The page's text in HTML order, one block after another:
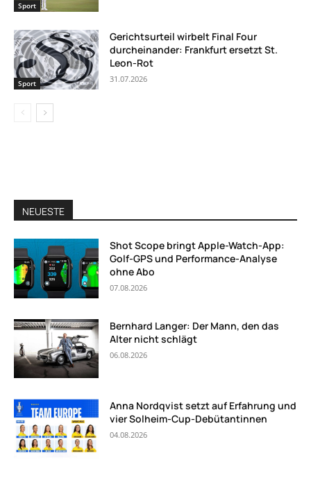
Sport
Sport
Gerichtsurteil wirbelt Final Four
durcheinander: Frankfurt ersetzt St.
Leon-Rot
31.07.2026
NEUESTE
Shot Scope bringt Apple-Watch-App:
Golf-GPS und Performance-Analyse
ohne Abo
07.08.2026
Bernhard Langer: Der Mann, den das
Alter nicht schlägt
06.08.2026
Anna Nordqvist setzt auf Erfahrung und
vier Solheim-Cup-Debütantinnen
04.08.2026